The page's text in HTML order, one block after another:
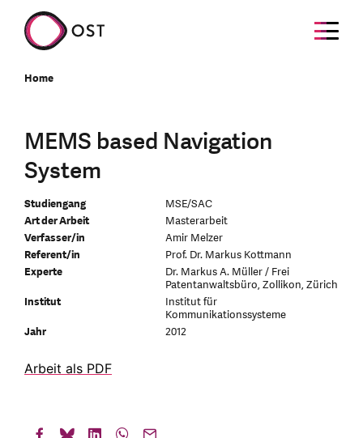
Home
MEMS based Navigation
System
Studiengang
MSE/SAC
Art der Arbeit
Masterarbeit
Verfasser/in
Amir Melzer
Referent/in
Prof. Dr. Markus Kottmann
Experte
Dr. Markus A. Müller / Frei
Patentanwaltsbüro, Zollikon, Zürich
Institut
Institut für
Kommunikationssysteme
Jahr
2012
Arbeit als PDF